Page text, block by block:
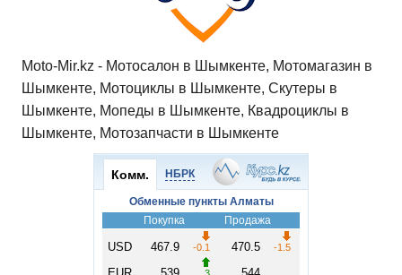
Moto-Mir.kz - Мотосалон в Шымкенте, Мотомагазин в
Шымкенте, Мотоциклы в Шымкенте, Скутеры в
Шымкенте, Мопеды в Шымкенте, Квадроциклы в
Шымкенте, Мотозапчасти в Шымкенте